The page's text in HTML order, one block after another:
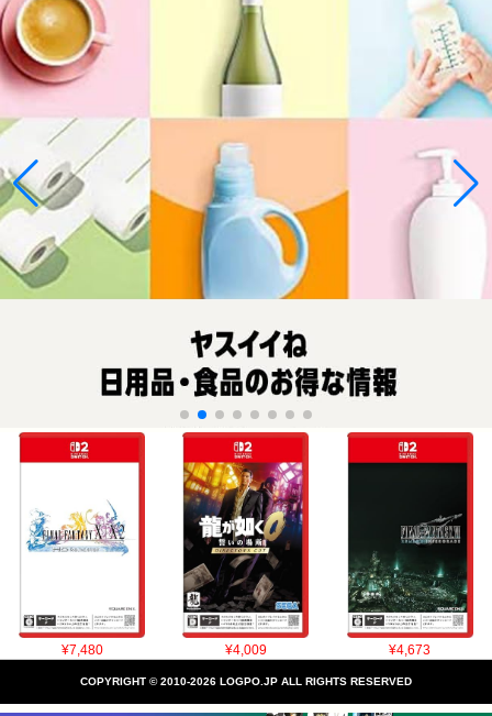
¥7,480 ¥4,009 ¥4,673
COPYRIGHT © 2010-2026 LOGPO.JP ALL RIGHTS RESERVED